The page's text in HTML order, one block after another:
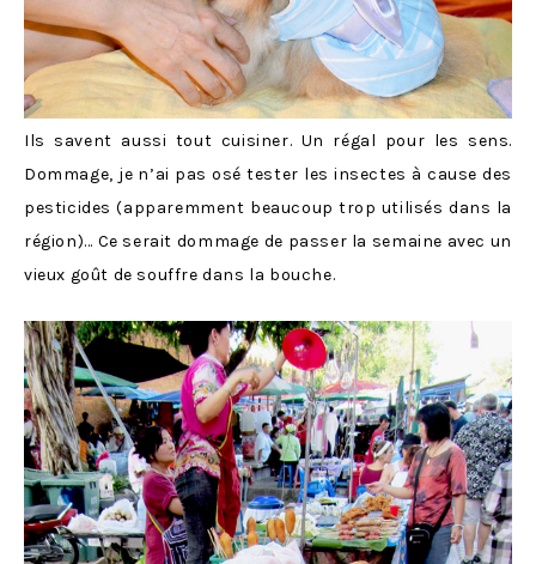
Ils savent aussi tout cuisiner. Un régal pour les sens.
Dommage, je n’ai pas osé tester les insectes à cause des
pesticides (apparemment beaucoup trop utilisés dans la
région)… Ce serait dommage de passer la semaine avec un
vieux goût de souffre dans la bouche.